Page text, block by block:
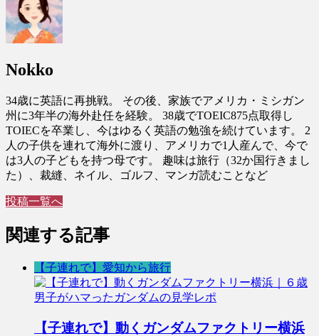
Nokko
34歳に英語に再挑戦。 その後、家族でアメリカ・ミシガン
州に3年半の海外赴任を経験。 38歳でTOEIC875点取得し
TOIECを卒業し、今はゆるく英語の勉強を続けています。 2
人の子供を連れて海外に渡り、アメリカで1人産んで、今で
は3人の子どもを持つ母です。 趣味は旅行（32か国行きまし
た）、裁縫、ネイル、ゴルフ、マンガ読むことなど
投稿一覧へ
関連する記事
【子連れで】愛知から旅行
【子連れで】動くガンダムファクトリー横浜